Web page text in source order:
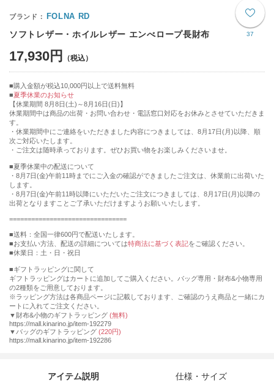
37
FOLNA RD
ソフトレザー・ホイルレザー エンべロープ長財布
17,930円
購入金額が税込10,000円以上で送料無料
夏季休業のお知らせ
【休業期間 8月8日(土)～8月16日(日)】
休業期間中は商品の出荷・お問い合わせ・電話窓口対応をお休みとさせていただきま
す。
・休業期間中にご連絡をいただきました内容につきましては、8月17日(月)以降、順
次ご対応いたします。
・ご注文は随時承っております。ぜひお買い物をお楽しみくださいませ。
■夏季休業中の配送について
・8月7日(金)午前11時までにご入金の確認ができましたご注文は、休業前に出荷いた
します。
・8月7日(金)午前11時以降にいただいたご注文につきましては、8月17日(月)以降の
出荷となりますことご了承いただけますようお願いいたします。
================================
■送料：全国一律600円で配送いたします。
■お支払い方法、配送の詳細については特商法に基づく表記をご確認ください。
■休業日：土・日・祝日
■ギフトラッピングに関して
ギフトラッピングはカートに追加してご購入ください。バッグ専用・財布&小物専用
の2種類をご用意しております。
※ラッピング方法は各商品ページに記載しております、ご確認のうえ商品と一緒にカ
ートに入れてご注文ください。
▼財布&小物のギフトラッピング (無料)
https://mall.kinarino.jp/item-192279
▼バッグのギフトラッピング (220円)
https://mall.kinarino.jp/item-192286
アイテム説明 仕様・サイズ